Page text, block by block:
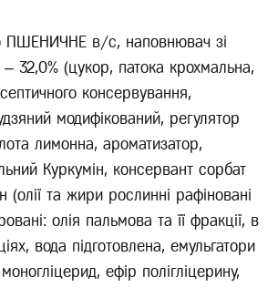
ПШЕНИЧНЕ в/с, наповнювач зі
32,0% (цукор, патока крохмальна,
консервування,
модифікований, регулятор
лимонна, ароматизатор,
Куркумін, консервант сорбат
(олії та жири рослинні рафіновані
олія пальмова та її фракції, в
вода підготовлена, емульгатори
ефір полігліцерину,